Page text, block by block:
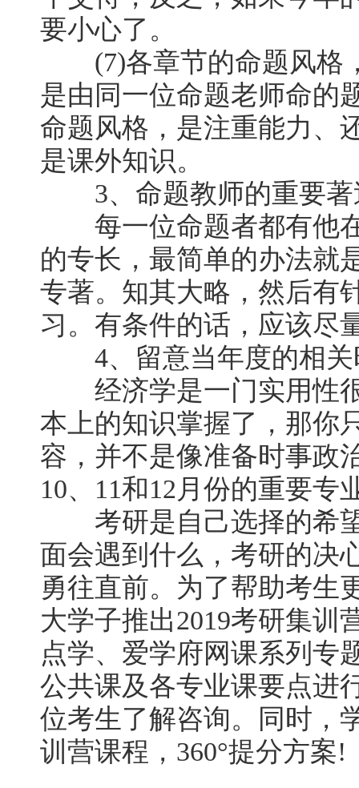
要小心了。
(7)各章节的命题风格
是由同一位命题老师命的
命题风格，是注重能力、
是课外知识。
3、命题教师的重要著
每一位命题者都有他在
的专长，最简单的办法就
专著。知其大略，然后有
习。有条件的话，应该尽
4、留意当年度的相关
经济学是一门实用性很
本上的知识掌握了，那你
容，并不是像准备时事政
10、11和12月份的重要专
考研是自己选择的希望
面会遇到什么，考研的决
勇往直前。为了帮助考生
大学子推出2019考研集训
点学、爱学府网课系列专
公共课及各专业课要点进
位考生了解咨询。同时，
训营课程，360°提分方案!